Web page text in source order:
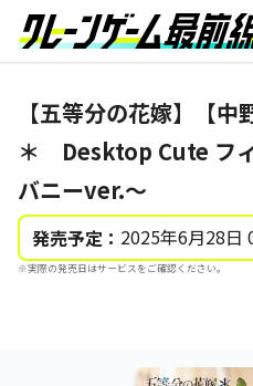
【五等分の花嫁】【
＊ Desktop Cute フ
バニーver.～
発売予定： 2025年6月28日
※実際の発売日はサービスをご確認ください。